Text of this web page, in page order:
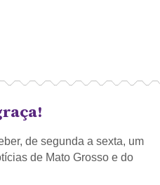
de segunda a sexta, um
de Mato Grosso e do